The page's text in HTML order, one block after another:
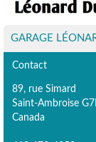
GARAGE
Contact
89, rue Simard
Saint-Ambroise
Canada